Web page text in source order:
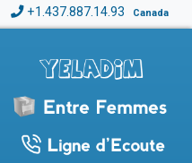
+1.437.887.14.93 Canada